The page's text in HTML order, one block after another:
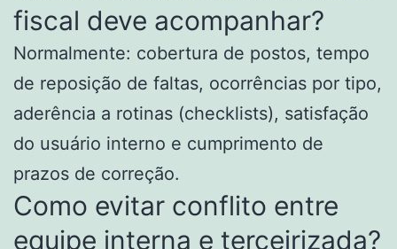
fiscal deve acompanhar?
Normalmente: cobertura de postos, tempo
de reposição de faltas, ocorrências por tipo,
aderência a rotinas (checklists), satisfação
do usuário interno e cumprimento de
prazos de correção.
Como evitar conflito entre
equipe interna e terceirizada?